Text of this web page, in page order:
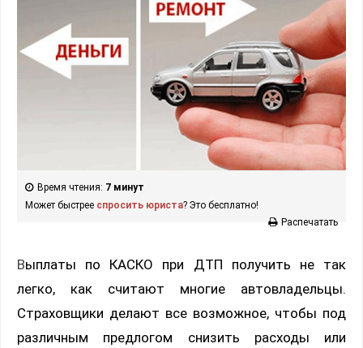
Время чтения: 7 минут
Может быстрее спросить юриста? Это бесплатно!
Распечатать
Выплаты по КАСКО при ДТП получить не так
легко, как считают многие автовладельцы.
Страховщики делают все возможное, чтобы под
различным предлогом снизить расходы или